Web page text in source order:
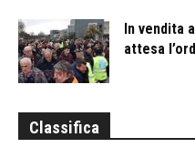
In vendita
attesa
Classifica